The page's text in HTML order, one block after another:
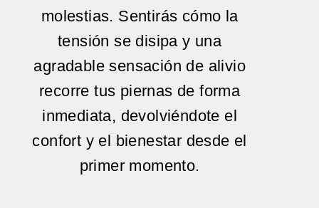
molestias. Sentirás cómo la
tensión se disipa y una
agradable sensación de alivio
recorre tus piernas de forma
inmediata, devolviéndote el
confort y el bienestar desde el
primer momento.